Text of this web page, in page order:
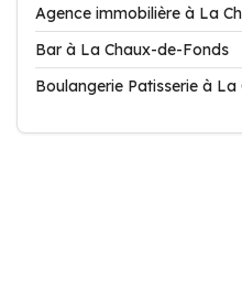
Agence immobilière à La
Bar à La Chaux-de-Fonds
Boulangerie Patisserie à